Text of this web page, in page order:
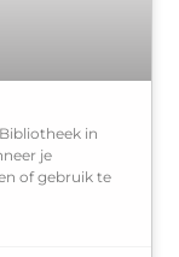
in
je
of gebruik te